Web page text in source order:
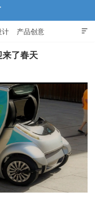
- Totiot

计 产品创意
了春天